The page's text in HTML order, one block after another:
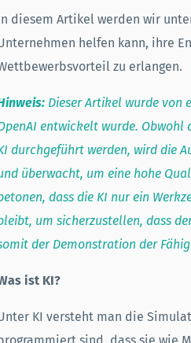
diesem Artikel werden wir
helfen kann, ihre
zu erlangen.
Dieser Artikel wurde von
entwickelt wurde.
durchgeführt werden, wird die
überwacht, um eine hohe
dass die KI nur ein
um sicherzustellen, dass
der Demonstration der
ist KI?
KI versteht man die